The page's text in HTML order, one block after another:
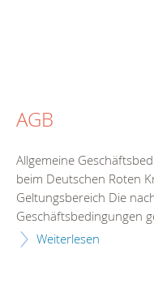
AGB
Allgemeine
beim Deutschen Roten
Geltungsbereich Die
Geschäftsbedingungen
Weiterlesen